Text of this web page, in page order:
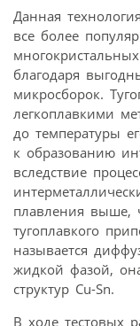
Данная
все более
благодаря
микросборок.
легкоплавкими
до температуры
к образованию
вследствие
плавления выше,
тугоплавкого
называется
жидкой фазой,
структур Cu-Sn.
В ходе тестовых